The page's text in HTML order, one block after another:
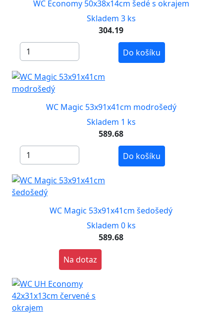
WC Economy 50x38x14cm šedé s okrajem
Skladem 3 ks
304.19
Do košíku
WC Magic 53x91x41cm modrošedý
Skladem 1 ks
589.68
Do košíku
WC Magic 53x91x41cm šedošedý
Skladem 0 ks
589.68
Na dotaz